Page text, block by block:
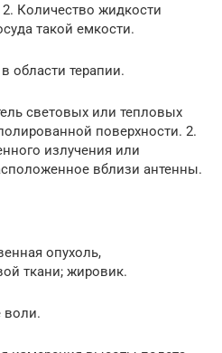
Количество жидкости
такой емкости.
области терапии.
световых или тепловых
поверхности. 2.
излучения или
вблизи антенны.
опухоль,
ткани; жировик.
воли.